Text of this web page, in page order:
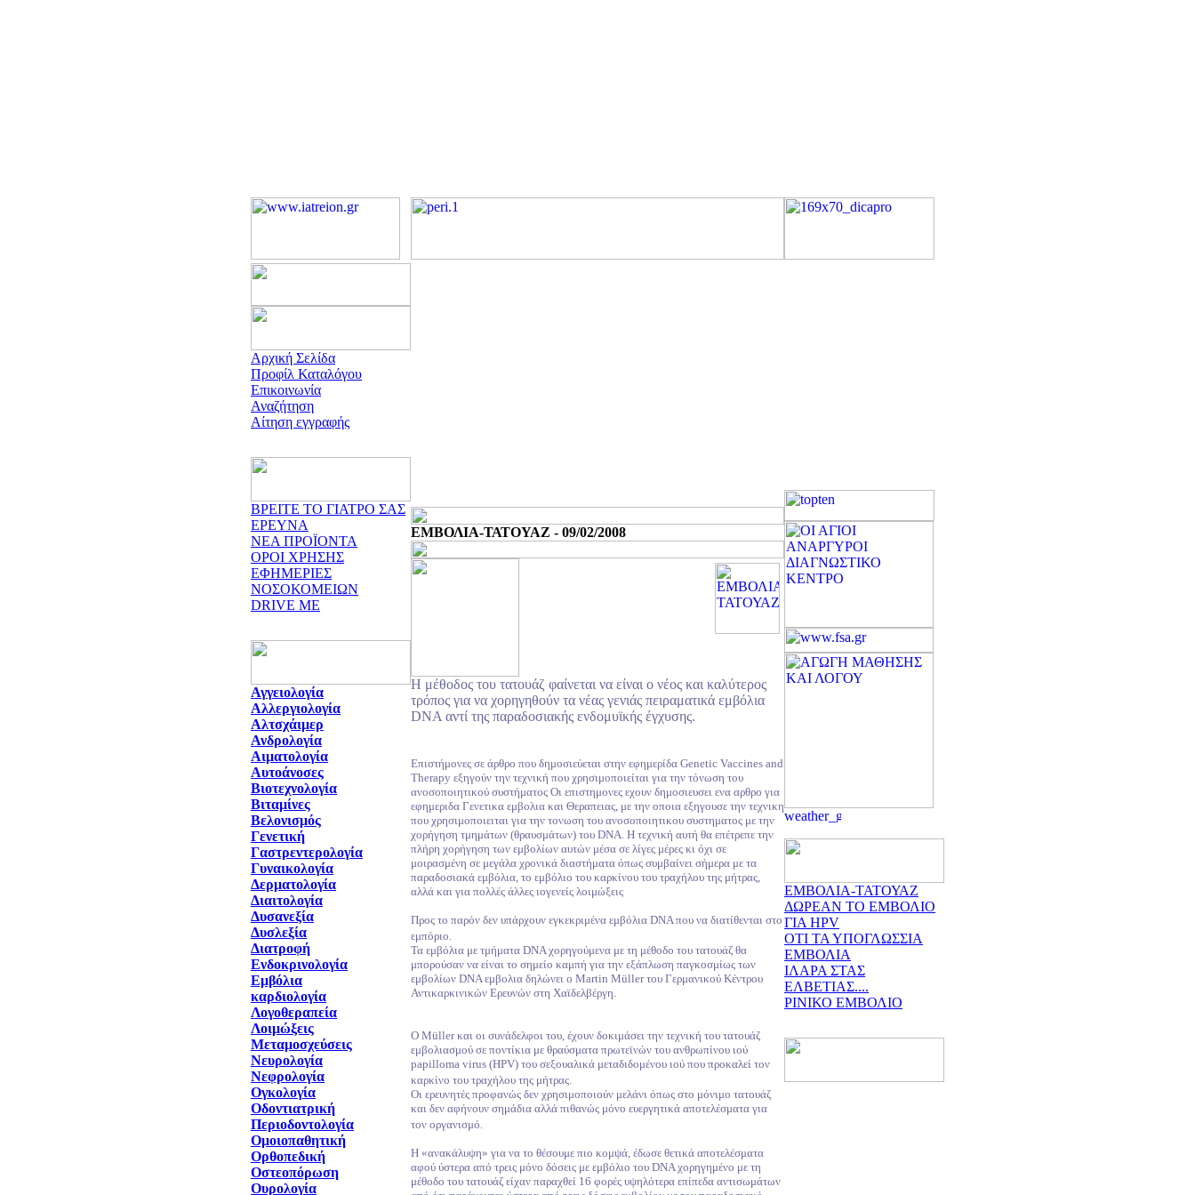
Αρχική Σελίδα
Προφίλ Καταλόγου
Επικοινωνία
Αναζήτηση
Αίτηση εγγραφής
ΒΡΕΙΤΕ ΤΟ ΓΙΑΤΡΟ ΣΑΣ
ΕΡΕΥΝΑ
ΝΕΑ ΠΡΟΪΟΝΤΑ
ΟΡΟΙ ΧΡΗΣΗΣ
ΕΦΗΜΕΡΙΕΣ
ΝΟΣΟΚΟΜΕΙΩΝ
DRIVE ME
Αγγειολογία
Αλλεργιολογία
Αλτσχάιμερ
Ανδρολογία
Αιματολογία
Αυτοάνοσες
Βιοτεχνολογία
Βιταμίνες
Βελονισμός
Γενετική
Γαστρεντερολογία
Γυναικολογία
Δερματολογία
Διαιτολογία
Δυσανεξία
Δυσλεξία
Διατροφή
Ενδοκρινολογία
Εμβόλια
καρδιολογία
Λογοθεραπεία
Λοιμώξεις
Μεταμοσχεύσεις
Νευρολογία
Νεφρολογία
Ογκολογία
Οδοντιατρική
Περιοδοντολογία
Ομοιοπαθητική
Ορθοπεδική
Οστεοπόρωση
Ουρολογία
ΕΜΒΟΛΙΑ-ΤΑΤΟΥΑΖ - 09/02/2008
H μέθοδος του τατουάζ φαίνεται να είναι ο νέος και καλύτερος
τρόπος για να χορηγηθούν τα νέας γενιάς πειραματικά εμβόλια
DNA αντί της παραδοσιακής ενδομυϊκής έγχυσης.
Επιστήμονες σε άρθρο που δημοσιεύεται στην εφημερίδα Genetic Vaccines and
Therapy εξηγούν την τεχνική που χρησιμοποιείται για την τόνωση του
ανοσοποιητικού συστήματος Οι επιστημονες εχουν δημοσιευσει ενα αρθρο για
εφημεριδα Γενετικα εμβολια και Θεραπειας, με την οποια εξηγουσε την τεχνικη
που χρησιμοποιειται για την τονωση του ανοσοποιητικου συστηματος με την
χορήγηση τμημάτων (θραυσμάτων) του DNA. Η τεχνική αυτή θα επέτρεπε την
πλήρη χορήγηση των εμβολίων αυτών μέσα σε λίγες μέρες κι όχι σε
μοιρασμένη σε μεγάλα χρονικά διαστήματα όπως συμβαίνει σήμερα με τα
παραδοσιακά εμβόλια, το εμβόλιο του καρκίνου του τραχήλου της μήτρας,
αλλά και για πολλές άλλες ιογενείς λοιμώξεις
Προς το παρόν δεν υπάρχουν εγκεκριμένα εμβόλια DNA που να διατίθενται στο
εμπόριο.
Τα εμβόλια με τμήματα DNA χορηγούμενα με τη μέθοδο του τατουάζ θα
μπορούσαν να είναι το σημείο καμπή για την εξάπλωση παγκοσμίως των
εμβολίων DNA εμβολια δηλώνει ο Martin Müller του Γερμανικού Κέντρου
Αντικαρκινικών Ερευνών στη Χαϊδελβέργη.
Ο Müller και οι συνάδελφοι του, έχουν δοκιμάσει την τεχνική του τατουάζ
εμβολιασμού σε ποντίκια με θραύσματα πρωτεϊνών του ανθρωπίνου ιού
papilloma virus (HPV) του σεξουαλικά μεταδιδομένου ιού που προκαλεί τον
καρκίνο του τραχήλου της μήτρας.
Oι ερευνητές προφανώς δεν χρησιμοποιούν μελάνι όπως στο μόνιμο τατουάζ
και δεν αφήνουν σημάδια αλλά πιθανώς μόνο ευεργητικά αποτελέσματα για
τον οργανισμό.
Η «ανακάλυψη» για να το θέσουμε πιο κομψά, έδωσε θετικά αποτελέσματα
αφού ύστερα από τρεις μόνο δόσεις με εμβόλιο του DNA χορηγημένο με τη
μέθοδο του τατουάζ είχαν παραχθεί 16 φορές υψηλότερα επίπεδα αντισωμάτων
ΕΜΒΟΛΙΑ-ΤΑΤΟΥΑΖ
ΔΩΡΕΑΝ ΤΟ ΕΜΒΟΛΙΟ
ΓΙΑ HPV
ΟΤΙ ΤΑ ΥΠΟΓΛΩΣΣΙΑ
ΕΜΒΟΛΙΑ
ΙΛΑΡΑ ΣΤΑΣ
ΕΛΒΕΤΙΑΣ....
ΡΙΝΙΚΟ ΕΜΒΟΛΙΟ